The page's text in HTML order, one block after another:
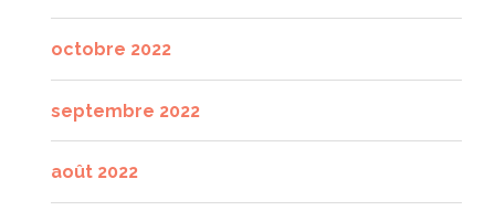
octobre 2022
septembre 2022
août 2022